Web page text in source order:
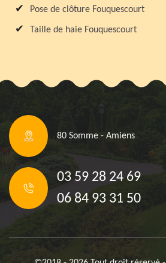
Pose de clôture Fouquescourt
Taille de haie Fouquescourt
80 Somme - Amiens
03 59 28 24 69
06 84 93 31 50